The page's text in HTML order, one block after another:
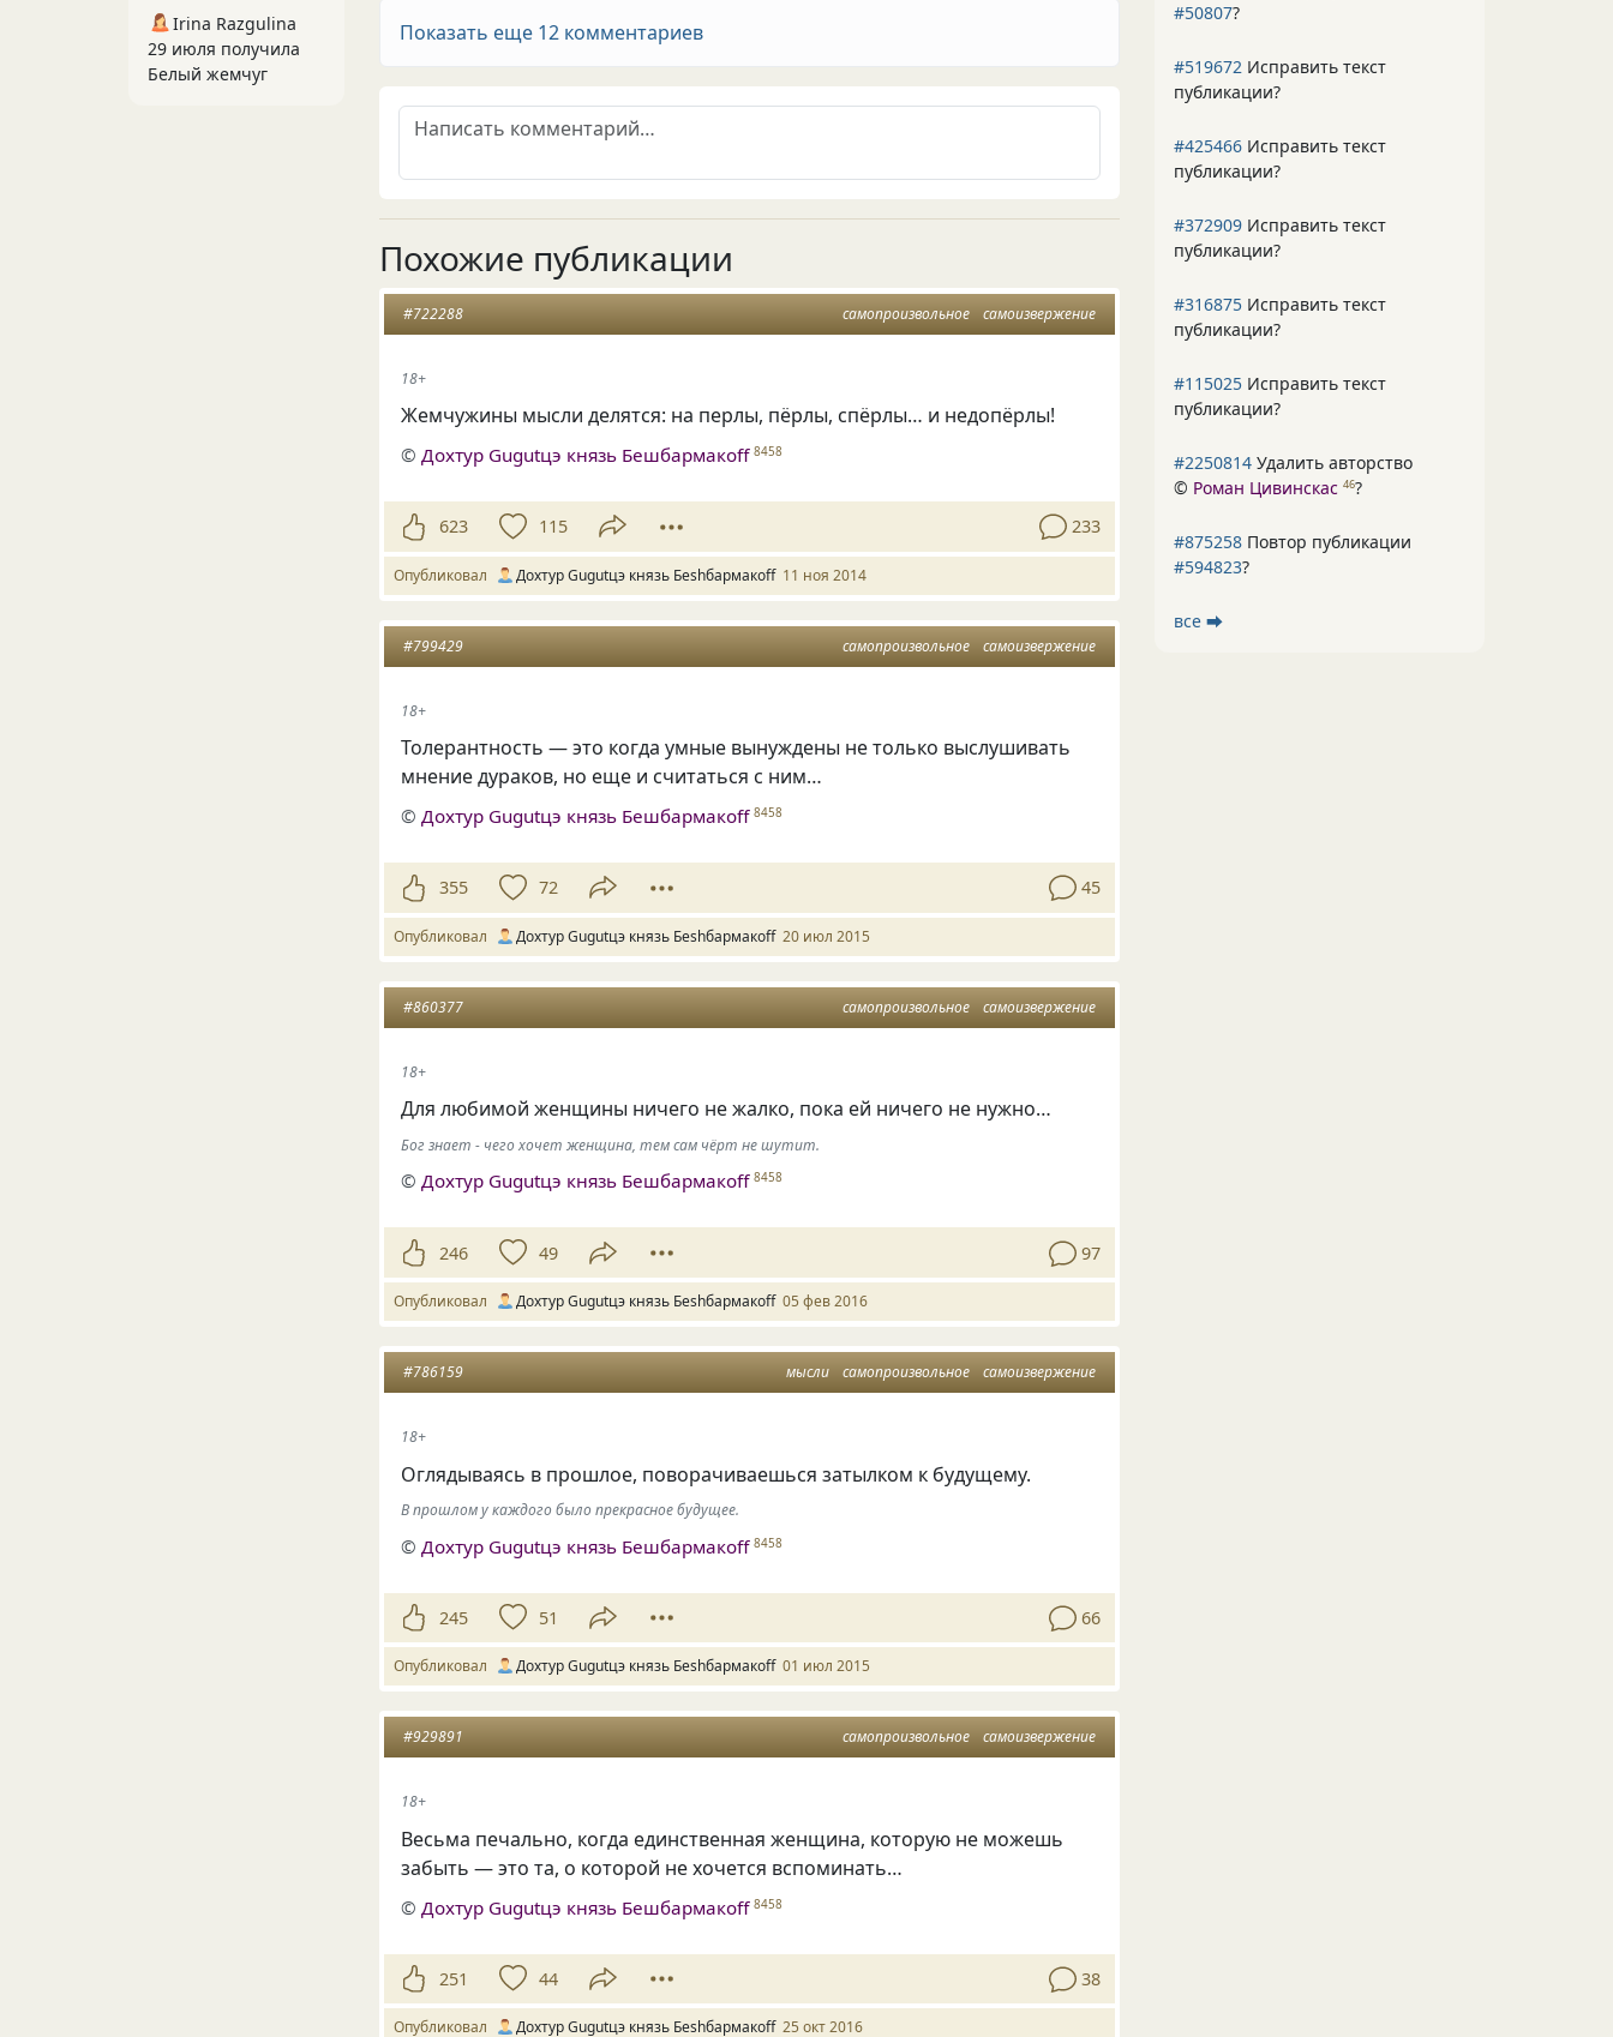
Показать еще 12 комментариев
Похожие публикации
самопроизвольное самоизвержение
#722288
18+
Жемчужины мысли делятся: на перлы, пёрлы, спёрлы… и недопёрлы!
©Дохтур Gugutцэ князь Бешбармакоff 8458
623 115 233
Опубликовал Дохтур Gugutцэ князь Беshбармакоff 11 ноя 2014
самопроизвольное самоизвержение
#799429
18+
Толерантность — это когда умные вынуждены не только выслушивать
мнение дураков, но еще и считаться с ним…
© Дохтур Gugutцэ князь Бешбармакоff 8458
355 72 45
Опубликовал Дохтур Gugutцэ князь Беshбармакоff 20 июл 2015
самопроизвольное самоизвержение
#860377
18+
Для любимой женщины ничего не жалко, пока ей ничего не нужно…
Бог знает - чего хочет женщина, тем сам чёрт не шутит.
©Дохтур Gugutцэ князь Бешбармакоff 8458
246 49 97
Опубликовал Дохтур Gugutцэ князь Беshбармакоff 05 фев 2016
мысли самопроизвольное самоизвержение
#786159
18+
Оглядываясь в прошлое, поворачиваешься затылком к будущему.
В прошлом у каждого было прекрасное будущее.
© Дохтур Gugutцэ князь Бешбармакоff 8458
245 51 66
Опубликовал Дохтур Gugutцэ князь Беshбармакоff 01 июл 2015
самопроизвольное самоизвержение
#929891
18+
Весьма печально, когда единственная женщина, которую не можешь
забыть — это та, о которой не хочется вспоминать…
© Дохтур Gugutцэ князь Бешбармакоff 8458
251 44 38
Опубликовал Дохтур Gugutцэ князь Беshбармакоff 25 окт 2016
#50807?
#519672 Исправить текст
публикации?
#425466 Исправить текст
публикации?
#372909 Исправить текст
публикации?
#316875 Исправить текст
публикации?
#115025 Исправить текст
публикации?
#2250814 Удалить авторство
© Роман Цивинскас 46?
#875258 Повтор публикации
#594823?
все ⮕
Irina Razgulina
29 июля получила
Белый жемчуг